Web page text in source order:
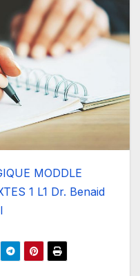
MODDLE
1 L1 Dr. Benaid